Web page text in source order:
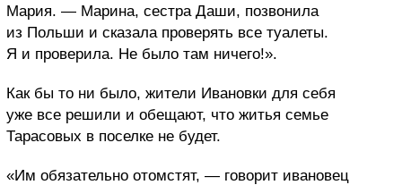
Мария. — Марина, сестра Даши, позвонила
из Польши и сказала проверять все туалеты.
Я и проверила. Не было там ничего!».
Как бы то ни было, жители Ивановки для себя
уже все решили и обещают, что житья семье
Тарасовых в поселке не будет.
«Им обязательно отомстят, — говорит ивановец